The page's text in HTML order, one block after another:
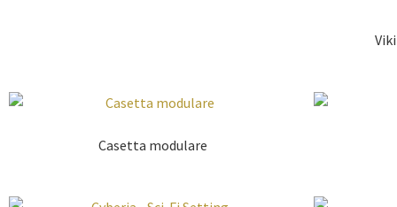
Casetta modulare